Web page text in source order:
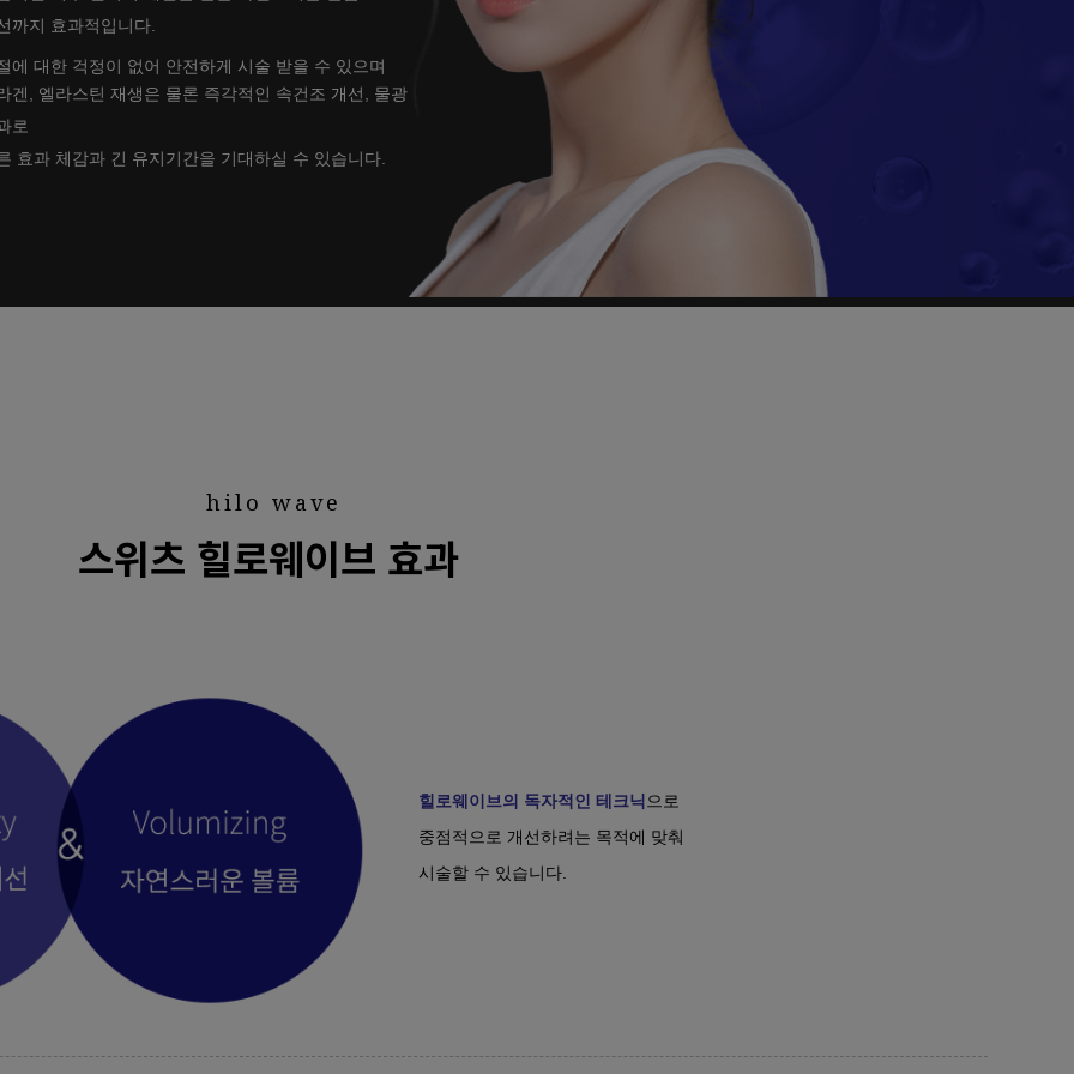
까지 효과적입니다.
에 대한 걱정이 없어 안전하게 시술 받을 수 있으며
겐, 엘라스틴 재생은 물론 즉각적인 속건조 개선, 물광
로
효과 체감과 긴 유지기간을 기대하실 수 있습니다.
hilo wave
스위츠 힐로웨이브 효과
힐로웨이브의 독자적인 테크닉 으로
중점적으로 개선하려는 목적에 맞춰
시술할 수 있습니다.